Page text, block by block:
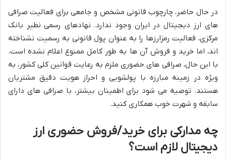
در حال حاضر، چارچوب قانونی مشخص و جامعی برای فعالیت صرافی
های ارز دیجیتال در ایران وجود ندارد. نهادهای رسمی نظیر بانک
مرکزی، فعالیت رمزارزها را به عنوان پول قانونی به رسمیت نشناخته
اند، اما خرید و فروش آن ها به طور کامل ممنوع اعلام نشده است.
با این حال، صرافی های حضوری ملزم به رعایت قوانین کلی کشور، به
ویژه در زمینه مبارزه با پولشویی و احراز هویت دقیق مشتریان
هستند. توصیه می شود برای اطمینان بیشتر، با صرافی های دارای
سابقه و شهرت خوب همکاری کنید.
چه مدارکی برای خرید/فروش حضوری ارز
دیجیتال لازم است؟